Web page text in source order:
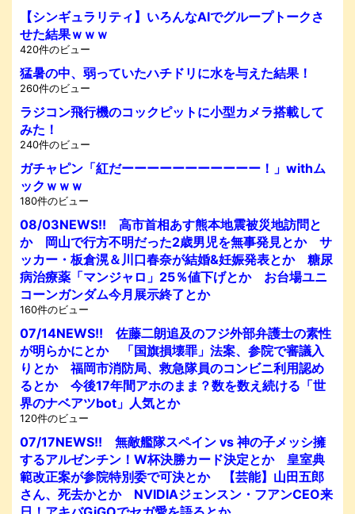
【シンギュラリティ】いろんなAIでグループトークさ
せた結果ｗｗｗ
420件のビュー
猛暑の中、弱っていたハチドリに水を与えた結果！
260件のビュー
ラジコン飛行機のコックピットに小型カメラ搭載して
みた！
240件のビュー
ガチャピン「紅だーーーーーーーーーーー！」withム
ックｗｗｗ
180件のビュー
08/03NEWS!! 高市首相あす熊本地震被災地訪問と
か 岡山で行方不明だった2歳男児を無事発見とか サ
ッカー・板倉滉＆川口春奈が結婚&妊娠発表とか 糖尿
病治療薬「マンジャロ」25％値下げとか お台場ユニ
コーンガンダム今月展示終了とか
160件のビュー
07/14NEWS!! 佐藤二朗追及のフジ外部弁護士の素性
が明らかにとか 「国旗損壊罪」法案、参院で審議入
りとか 福岡市消防局、救急隊員のコンビニ利用認め
るとか 今後17年間アホのまま？数を数え続ける「世
界のナベアツbot」人気とか
120件のビュー
07/17NEWS!! 無敵艦隊スペイン vs 神の子メッシ擁
するアルゼンチン！W杯決勝カード決定とか 皇室典
範改正案が参院特別委で可決とか 【芸能】山田五郎
さん、死去かとか NVIDIAジェンスン・フアンCEO来